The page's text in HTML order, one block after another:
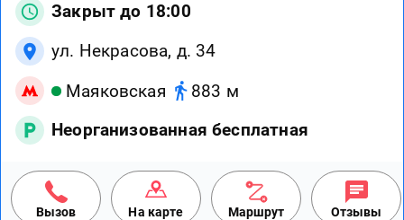
Закрыт до 18:00
ул. Некрасова, д. 34
Маяковская
883 м
Неорганизованная бесплатная
Вызов На карте Маршрут Отзывы